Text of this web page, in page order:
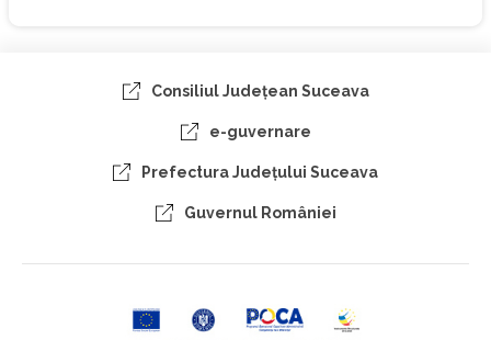
Consiliul Judeţean Suceava
e-guvernare
Prefectura Judeţului Suceava
Guvernul României